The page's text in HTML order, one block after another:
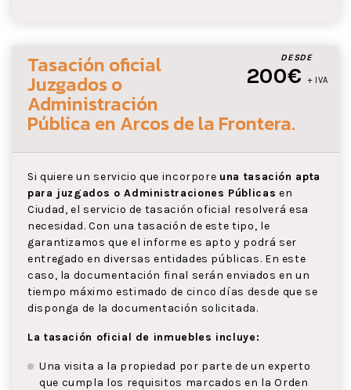
DESDE
200€ + IVA
Tasación oficial
Juzgados o
Administración
Pública en Arcos de la Frontera.
Si quiere un servicio que incorpore una tasación apta
para juzgados o Administraciones Públicas en
Ciudad, el servicio de tasación oficial resolverá esa
necesidad. Con una tasación de este tipo, le
garantizamos que el informe es apto y podrá ser
entregado en diversas entidades públicas. En este
caso, la documentación final serán enviados en un
tiempo máximo estimado de cinco días desde que se
disponga de la documentación solicitada.
La tasación oficial de inmuebles incluye:
Una visita a la propiedad por parte de un experto
que cumpla los requisitos marcados en la Orden